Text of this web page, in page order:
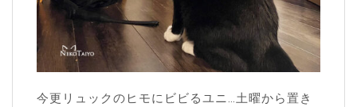
今更リュックのヒモにビビるユニ…土曜から置き